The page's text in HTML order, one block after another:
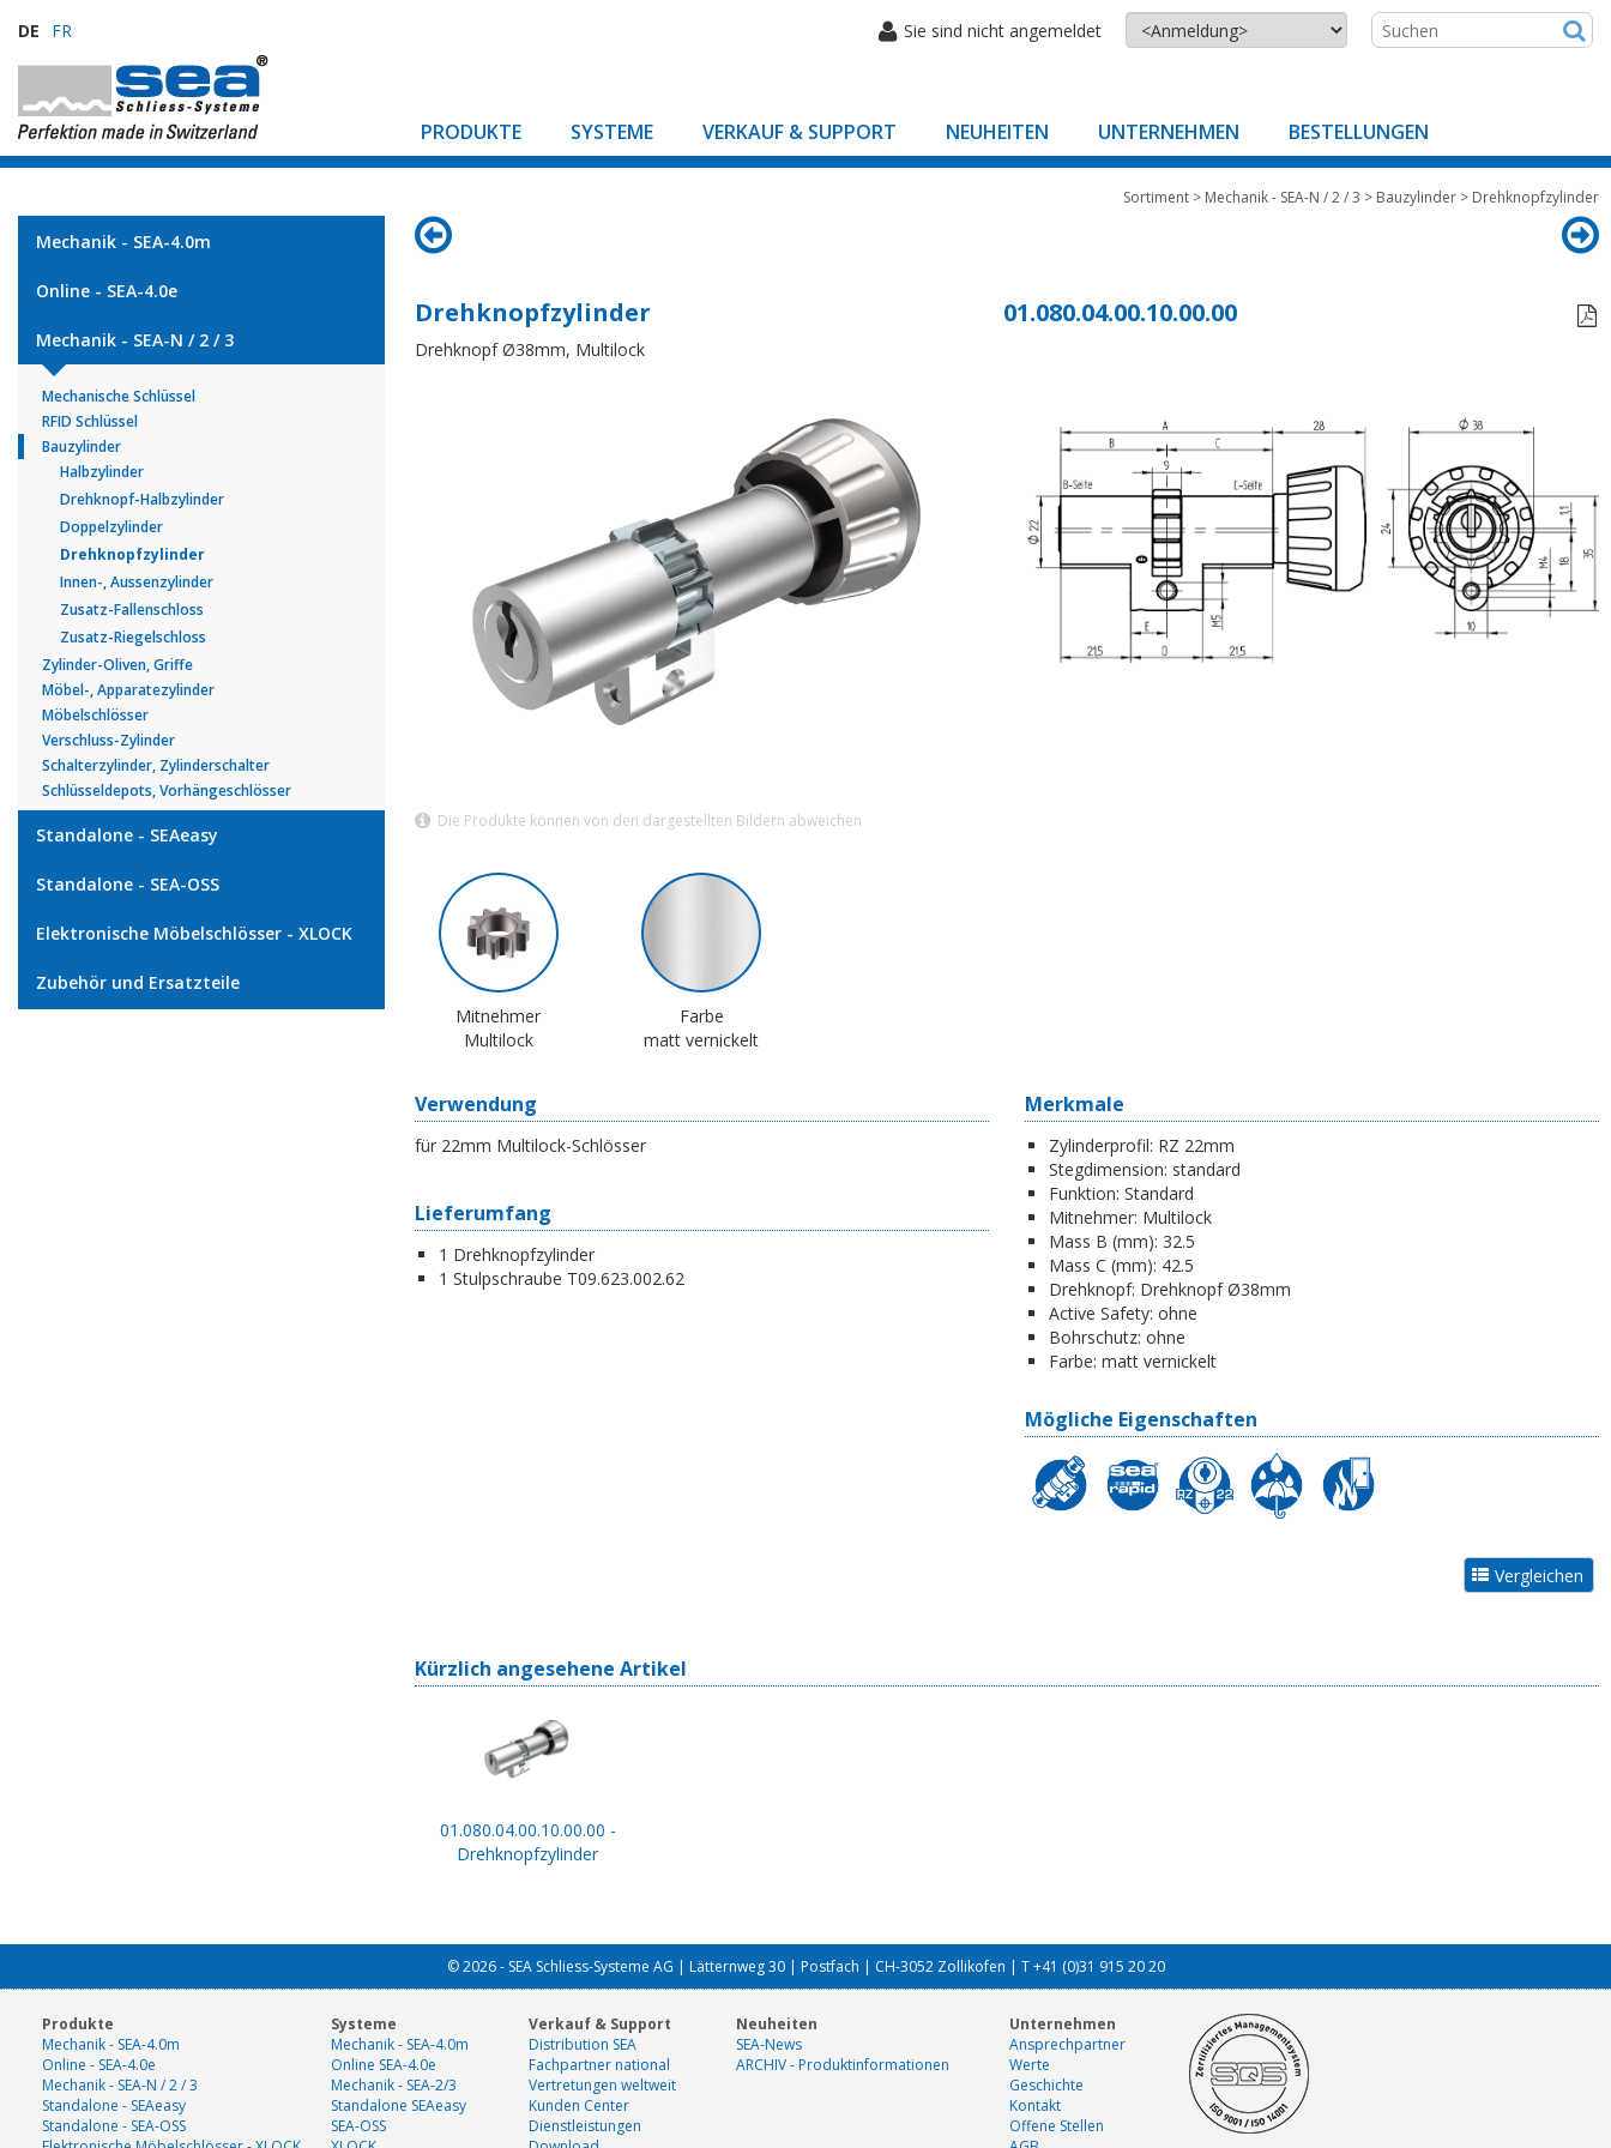
DE FR Sie sind nicht angemeldet
PRODUKTE SYSTEME VERKAUF & SUPPORT NEUHEITEN UNTERNEHMEN BESTELLUNGEN
Mechanik - SEA-4.0m
Online - SEA-4.0e
Mechanik - SEA-N / 2 / 3
Mechanische Schlüssel
RFID Schlüssel
Bauzylinder
Halbzylinder
Drehknopf-Halbzylinder
Doppelzylinder
Drehknopfzylinder
Innen-, Aussenzylinder
Zusatz-Fallenschloss
Zusatz-Riegelschloss
Zylinder-Oliven, Griffe
Möbel-, Apparatezylinder
Möbelschlösser
Verschluss-Zylinder
Schalterzylinder, Zylinderschalter
Schlüsseldepots, Vorhängeschlösser
Standalone - SEAeasy
Standalone - SEA-OSS
Elektronische Möbelschlösser - XLOCK
Zubehör und Ersatzteile
Sortiment > Mechanik - SEA-N / 2 / 3 > Bauzylinder > Drehknopfzylinder
Drehknopfzylinder 01.080.04.00.10.00.00

Drehknopf Ø38mm, Multilock
Die Produkte können von den dargestellten Bildern abweichen
Mitnehmer
Multilock
Farbe
matt vernickelt
Verwendung
für 22mm Multilock-Schlösser
Lieferumfang
1 Drehknopfzylinder
1 Stulpschraube T09.623.002.62
Merkmale
Zylinderprofil: RZ 22mm
Stegdimension: standard
Funktion: Standard
Mitnehmer: Multilock
Mass B (mm): 32.5
Mass C (mm): 42.5
Drehknopf: Drehknopf Ø38mm
Active Safety: ohne
Bohrschutz: ohne
Farbe: matt vernickelt
Mögliche Eigenschaften
Kürzlich angesehene Artikel
01.080.04.00.10.00.00 -
Drehknopfzylinder
© 2026 - SEA Schliess-Systeme AG | Lätternweg 30 | Postfach | CH-3052 Zollikofen | T +41 (0)31 915 20 20
Produkte
Mechanik - SEA-4.0m
Online - SEA-4.0e
Mechanik - SEA-N / 2 / 3
Standalone - SEAeasy
Standalone - SEA-OSS
Systeme
Mechanik - SEA-4.0m
Online SEA-4.0e
Mechanik - SEA-2/3
Standalone SEAeasy
SEA-OSS
Verkauf & Support
Distribution SEA
Fachpartner national
Vertretungen weltweit
Kunden Center
Dienstleistungen
Neuheiten
SEA-News
ARCHIV - Produktinformationen
Unternehmen
Ansprechpartner
Werte
Geschichte
Kontakt
Offene Stellen